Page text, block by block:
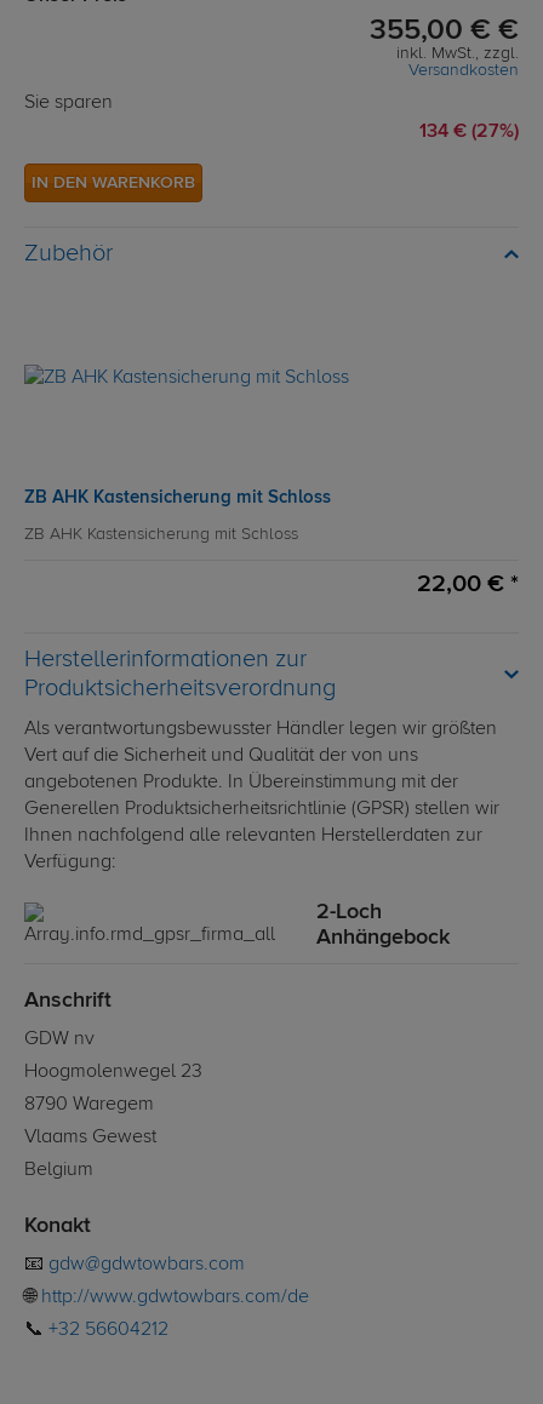
355,00 € €
inkl. MwSt., zzgl.
Versandkosten
Sie sparen
134 € (27%)
IN DEN WARENKORB
Zubehör
ZB AHK Kastensicherung mit Schloss
ZB AHK Kastensicherung mit Schloss
22,00 € *
Herstellerinformationen zur
Produktsicherheitsverordnung
Als verantwortungsbewusster Händler legen wir größten
Vert auf die Sicherheit und Qualität der von uns
angebotenen Produkte. In Übereinstimmung mit der
Generellen Produktsicherheitsrichtlinie (GPSR) stellen wir
Ihnen nachfolgend alle relevanten Herstellerdaten zur
Verfügung:
2-Loch
Anhängebock
Anschrift
GDW nv
Hoogmolenwegel 23
8790 Waregem
Vlaams Gewest
Belgium
Konakt
📧 gdw@gdwtowbars.com
🌐 http://www.gdwtowbars.com/de
📞 +32 56604212